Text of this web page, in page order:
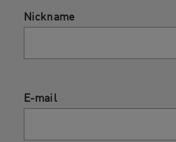
Nickname
E-mail